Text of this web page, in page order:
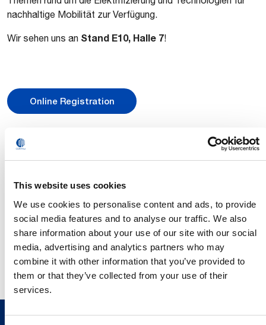
This website uses cookies
We use cookies to personalise content and ads, to provide
social media features and to analyse our traffic. We also
share information about your use of our site with our social
media, advertising and analytics partners who may
combine it with other information that you’ve provided to
them or that they’ve collected from your use of their
services.
nachhaltige Mobilität zur Verfügung.
Wir sehen uns an Stand E10, Halle 7!
Online Registration
Veranstaltungsdetails
The Battery Show Europe
Ort: Messe Stuttgart – Stuttgart, Deutschland
Termine: 3. – 5. Juni 2025
Für detailliertere Informationen besuchen Sie bitte die
Veranstaltungswebsite